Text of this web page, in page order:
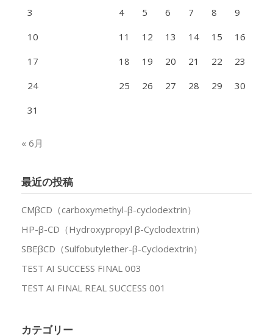
3
4 5 6 7 8
9
10
11 12 13 14 15
16
17
18 19 20 21 22
23
24
25 26 27 28 29
30
31
« 6月
最近の投稿
CMβCD（carboxymethyl-β-cyclodextrin）
HP-β-CD（Hydroxypropyl β-Cyclodextrin）
SBEβCD（Sulfobutylether-β-Cyclodextrin）
TEST AI SUCCESS FINAL 003
TEST AI FINAL REAL SUCCESS 001
カテゴリー